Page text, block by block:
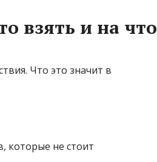
взять и на что
Что это значит в
которые не стоит